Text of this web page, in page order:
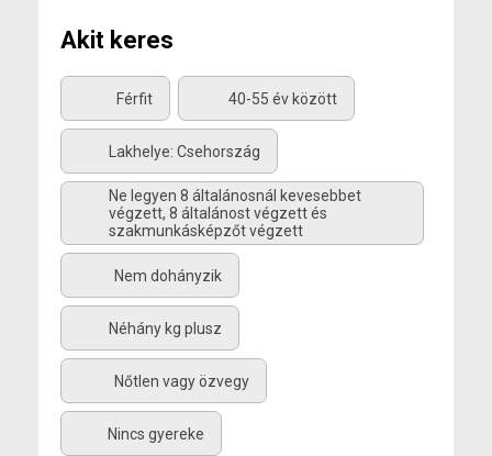
Akit keres
Férfit 40-55 év között
Lakhelye: Csehország
Ne legyen 8 általánosnál kevesebbet
végzett, 8 általánost végzett és
szakmunkásképzőt végzett
Nem dohányzik
Néhány kg plusz
Nőtlen vagy özvegy
Nincs gyereke